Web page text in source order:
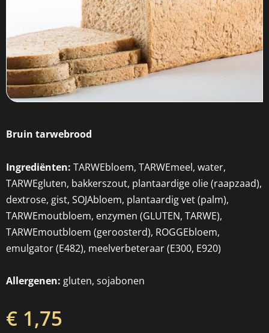
Bruin tarwebrood
Ingrediënten: TARWEbloem, TARWEmeel, water,
TARWEgluten, bakkerszout, plantaardige olie (raapzaad),
dextrose, gist, SOJAbloem, plantaardig vet (palm),
TARWEmoutbloem, enzymen (GLUTEN, TARWE),
TARWEmoutbloem (geroosterd), ROGGEbloem,
emulgator (E482), meelverbeteraar (E300, E920)
Allergenen: gluten, sojabonen
€ 1,75